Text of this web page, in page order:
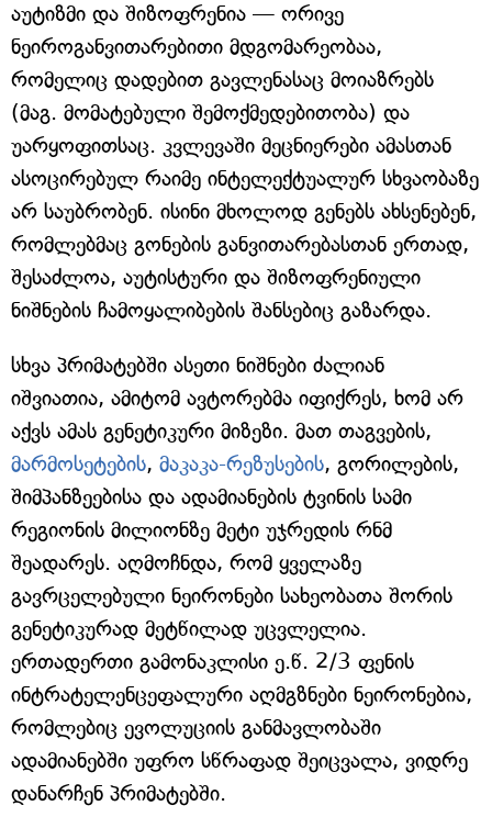
აუტიზმი და შიზოფრენია — ორივე
ნეიროგანვითარებითი მდგომარეობაა,
რომელიც დადებით გავლენასაც მოიაზრებს
(მაგ. მომატებული შემოქმედებითობა) და
უარყოფითსაც. კვლევაში მეცნიერები ამასთან
ასოცირებულ რაიმე ინტელექტუალურ სხვაობაზე
არ საუბრობენ. ისინი მხოლოდ გენებს ახსენებენ,
რომლებმაც გონების განვითარებასთან ერთად,
შესაძლოა, აუტისტური და შიზოფრენიული
ნიშნების ჩამოყალიბების შანსებიც გაზარდა.
სხვა პრიმატებში ასეთი ნიშნები ძალიან
იშვიათია, ამიტომ ავტორებმა იფიქრეს, ხომ არ
აქვს ამას გენეტიკური მიზეზი. მათ თაგვების,
მარმოსეტების, მაკაკა-რეზუსების, გორილების,
შიმპანზეებისა და ადამიანების ტვინის სამი
რეგიონის მილიონზე მეტი უჯრედის რნმ
შეადარეს. აღმოჩნდა, რომ ყველაზე
გავრცელებული ნეირონები სახეობათა შორის
გენეტიკურად მეტწილად უცვლელია.
ერთადერთი გამონაკლისი ე.წ. 2/3 ფენის
ინტრატელენცეფალური აღმგზნები ნეირონებია,
რომლებიც ევოლუციის განმავლობაში
ადამიანებში უფრო სწრაფად შეიცვალა, ვიდრე
დანარჩენ პრიმატებში.